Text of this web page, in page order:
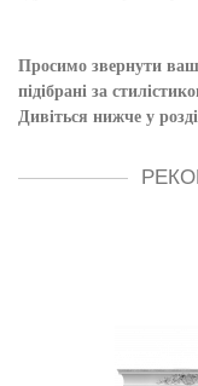
Просимо звернути
підібрані за
Дивіться нижче у